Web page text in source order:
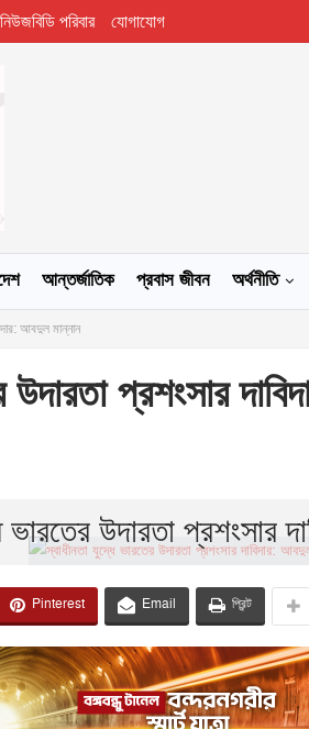
পরিবার যোগাযোগ
আন্তর্জাতিক প্রবাস জীবন অর্থনীতি
আবদুল মান্নান
উদারতা প্রশংসার
ভারতের উদারতা প্রশংসার
Pinterest Email প্রিন্ট